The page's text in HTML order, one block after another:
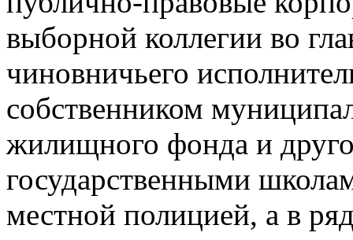
выборной коллегии во
чиновничьего
собственником
жилищного фонда и
государственными
местной полицией, а в